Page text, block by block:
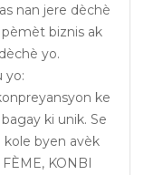
nan jere dèchè
biznis ak
yo.
yo:
ke
ki unik. Se
kole byen avèk
KONBI